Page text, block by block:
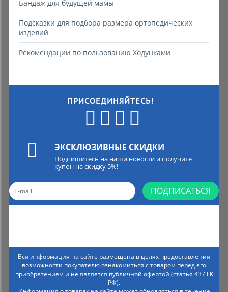
Бандаж для будущей мамы
Подсказки для подбора размера ортопедических
изделий
Рекомендации по пользованию Ходунками
ПРИСОЕДИНЯЙТЕСЬ!
ЭКСКЛЮЗИВНЫЕ СКИДКИ
Подпишитесь на наши новости и получите
купон на скидку 5%!
ПОДПИСАТЬСЯ
Вся информация на сайте размещена в целях предоставления
возможности покупателю ознакомиться с товаром перед его
приобретением и не является публичной офертой (статья 437 ГК
РФ).